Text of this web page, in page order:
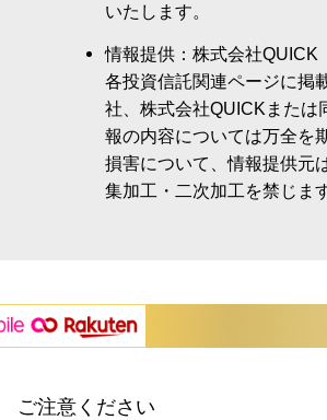
いたします。
情報提供：株式会社QUICK
各投資信託関連ページに掲
社、株式会社QUICKまたは
報の内容については万全を
損害について、情報提供元
集加工・二次加工を禁じま
ご注意ください